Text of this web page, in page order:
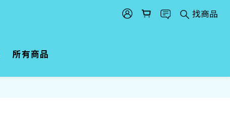
找商品
所有商品